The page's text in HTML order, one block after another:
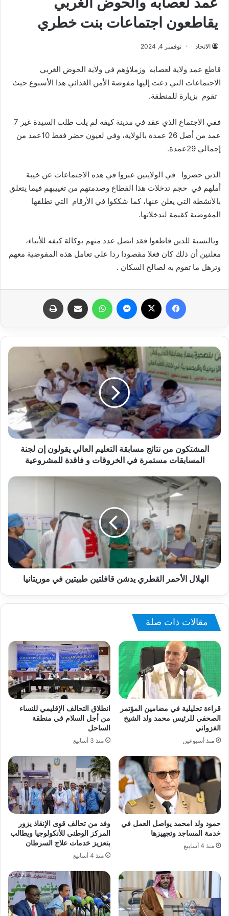
يقاطعون اجتماعات بنت خطري
الاتحاد نوفمبر 4, 2024
قاطع عمد ولاية لعصابه وزملاؤهم في ولاية الحوض الغربي
الاجتماعات التي دعت إليها مفوضة الأمن الغذائي هذا الأسبوع حيث
تقوم بزيارة للمنطقة.
ففي الاجتماع الذي عقد في مدينة كيفه لم يلب طلب السيدة غير 7
عمد من أصل 26 عمدة بالولاية، وفي لعيون حضر فقط 10عمد من
إجمالي 29عمدة.
الذين حضروا في الولايتين عبروا في هذه الاجتماعات عن خيبة
أملهم في حجم تدخلات هذا القطاع وصدمتهم من تغييبهم فيما يتعلق
بالأنشطة التي يعلن عنها، كما شككوا في الأرقام التي تطلقها
المفوضية كقيمة لتدخلاتها.
وبالنسبة للذين قاطعوا فقد اتصل عدد منهم بوكالة كيفه للأنباء،
معلنين أن ذلك كان فعلا مقصودا ردا على تعامل هذه المفوضية معهم
وترهل ما تقوم به لصالح السكان .
فيسبوك ماسنجر واتساب مشاركة عبر البريد
المشتكون من نتائج مسابقة التعليم العالي يقولون إن لجنة
المسابقات مستمرة في الخروقات و فاقدة للمشروعية
الهلال الأحمر القطري يدشن قافلتين طبيتين في موريتانيا
مقالات ذات صلة
قراءة تحليلية في مضامين المؤتمر
الصحفي للرئيس محمد ولد الشيخ
الغزواني
منذ أسبوعين
انطلاق التحالف الإقليمي للنساء
من أجل السلام في منطقة
الساحل
منذ 3 أسابيع
حمود ولد امحمد يواصل العمل في
خدمة المساجد وتجهيزها
منذ 4 أسابيع
وفد من تحالف قوى الإنقاذ يزور
المركز الوطني للأنكولوجيا ويطالب
بتعزيز خدمات علاج السرطان
منذ 4 أسابيع